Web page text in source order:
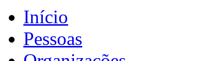
Início
Pessoas